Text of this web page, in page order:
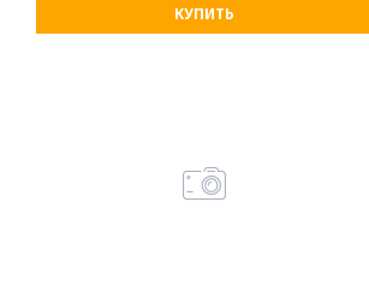
КУПИТЬ